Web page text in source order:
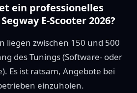
ein professionelles
E-Scooter 2026?
liegen zwischen 150 und 500
des Tunings (Software- oder
Es ist ratsam, Angebote bei
einzuholen.